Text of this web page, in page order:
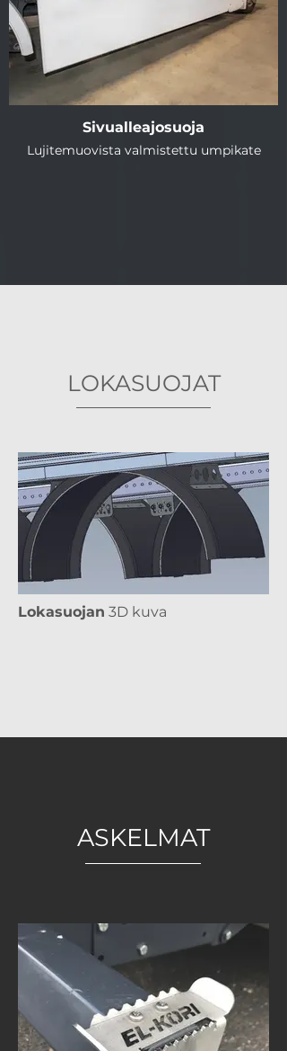
Sivualleajosuoja
Lujitemuovista valmistettu umpikate
LOKASUOJAT
Lokasuojan 3D kuva
ASKELMAT